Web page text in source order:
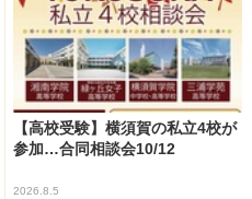
【高校受験】横須賀の私立4校が
参加…合同相談会10/12
2026.8.5